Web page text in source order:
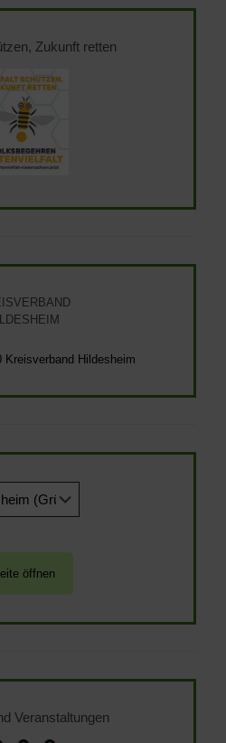
Zukunft retten
Kreisverband Hildesheim
Veranstaltungen